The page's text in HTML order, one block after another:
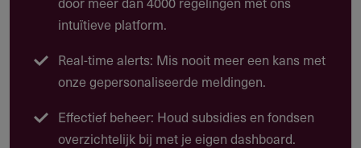
Originele animatiefilms van 25–30 minuten
Producties voor kinderen (3–12 jaar) en/of
signatuur
intuïtieve platform.
Real-time alerts: Mis nooit meer een kans met
onze gepersonaliseerde meldingen.
Effectief beheer: Houd subsidies en fondsen
overzichtelijk bij met je eigen dashboard.